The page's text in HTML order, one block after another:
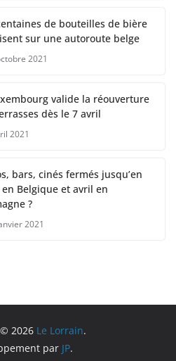
de bouteilles de bière
sur une autoroute belge
2021
valide la réouverture
dès le 7 avril
2021
bars, cinés fermés jusqu’en
Belgique et avril en
?
2021
2026 Le Lorrain.
par JP.